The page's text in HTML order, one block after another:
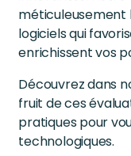
méticuleusement
logiciels qui
enrichissent vos
Découvrez dans
fruit de ces
pratiques pour
technologiques.